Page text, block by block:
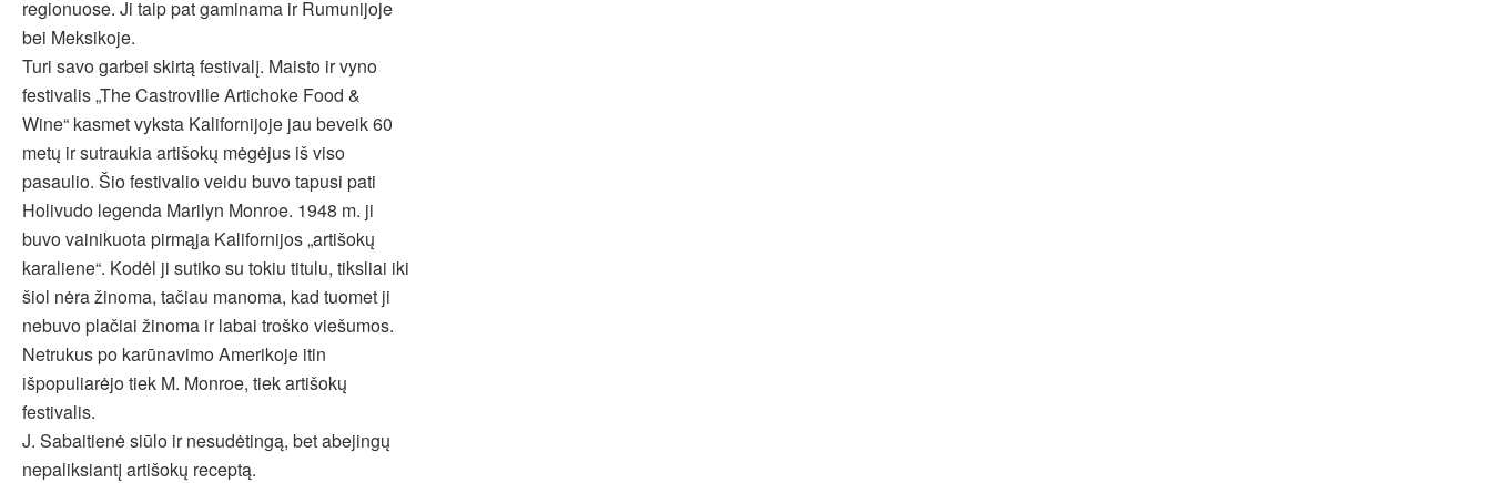
regionuose. Ji taip pat gaminama ir Rumunijoje
bei Meksikoje.
Turi savo garbei skirtą festivalį. Maisto ir vyno
festivalis „The Castroville Artichoke Food &
Wine“ kasmet vyksta Kalifornijoje jau beveik 60
metų ir sutraukia artišokų mėgėjus iš viso
pasaulio. Šio festivalio veidu buvo tapusi pati
Holivudo legenda Marilyn Monroe. 1948 m. ji
buvo vainikuota pirmąja Kalifornijos „artišokų
karaliene“. Kodėl ji sutiko su tokiu titulu, tiksliai iki
šiol nėra žinoma, tačiau manoma, kad tuomet ji
nebuvo plačiai žinoma ir labai troško viešumos.
Netrukus po karūnavimo Amerikoje itin
išpopuliarėjo tiek M. Monroe, tiek artišokų
festivalis.
J. Sabaitienė siūlo ir nesudėtingą, bet abejingų
nepaliksiantį artišokų receptą.